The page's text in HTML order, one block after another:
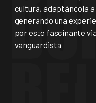
cultura, adaptándola
generando una
por este fascinante
vanguardista